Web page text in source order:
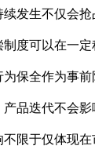
发生不仅会
度可以在一
保全作为事
品迭代不会
限于仅体现